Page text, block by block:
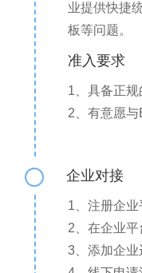
业提供快捷
板等问题。
准入要求
1、具备正
2、有意愿
企业对接
1、注册企
2、在企业
3、添加企